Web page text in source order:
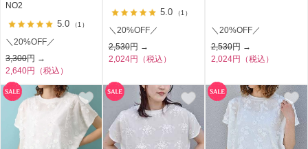
NO2
5.0 （1）
＼20%OFF／
3,300円 →
2,640円（税込）
5.0 （1）
＼20%OFF／
2,530円 →
2,024円（税込）
＼20%OFF／
2,530円 →
2,024円（税込）